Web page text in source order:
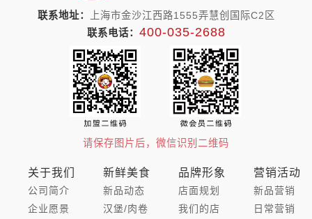
联系地址：
上海市金沙江西路1555弄慧创国际C2区
联系电话： 400-035-2688
请保存图片后，微信识别二维码
关于我们
公司简介
企业愿景
新鲜美食
新品动态
汉堡/肉卷
品牌形象
店面规划
我们的店
营销活动
新品营销
日常营销